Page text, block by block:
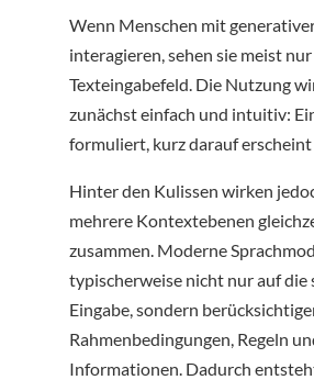
Wenn Menschen mit
interagieren, sehen sie meist nur
Texteingabefeld. Die Nutzung
zunächst einfach und intuitiv:
formuliert, kurz darauf
Hinter den Kulissen wirken
mehrere Kontextebenen
zusammen. Moderne
typischerweise nicht nur auf die
Eingabe, sondern
Rahmenbedingungen, Regeln
Informationen. Dadurch